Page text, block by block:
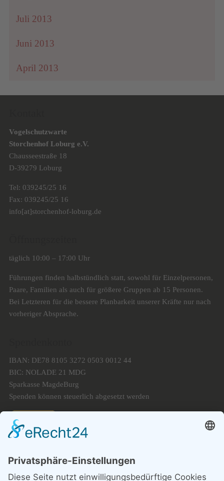
Juli 2013
Juni 2013
April 2013
Vogelschutzwarte
Storchenhof Loburg e.V.
Chausseestraße 18
D-39279 Loburg
Tel: 039245/25 16
Fax: 039245/25 16
info[at]storchenhof-loburg.de
täglich 10:00 – 17:00 Uhr
Führungen finden halbstündlich statt, sowohl für Einzelpersonen,
Paare, Familien als auch für größere Gruppen ab 15 Personen.
Bei Letzteren für die bessere Planbarkeit unserer Kräfte nur nach
vorheriger Absprache.
IBAN: DE78 8105 3272 0503 0012 44
BIC: NOLADE 21 MDG
Sparkasse MagdeBurg
Spenden können steuerlich abgesetzt werden